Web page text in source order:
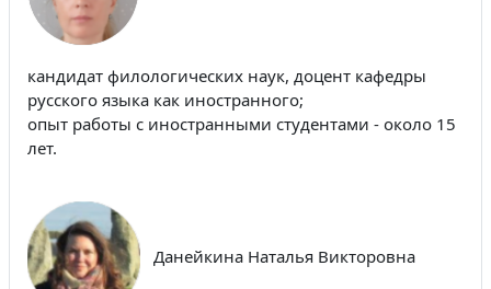
кандидат филологических наук, доцент кафедры
русского языка как иностранного;
опыт работы с иностранными студентами - около 15
лет.
Данейкина Наталья Викторовна